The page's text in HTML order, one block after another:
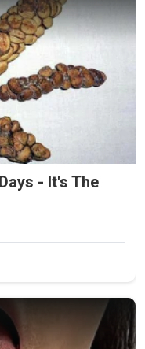
- It's The